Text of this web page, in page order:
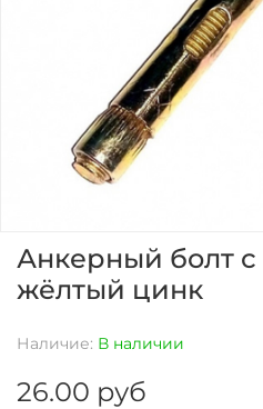
Наличие: В наличии
Анкерный болт
жёлтый цинк
26.00 руб